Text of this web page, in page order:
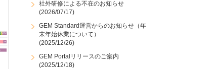
社外研修による不在のお知らせ
(2026/07/17)
GEM Standard運営からのお知らせ（年
末年始休業について）
(2025/12/26)
GEM Portalリリースのご案内
(2025/12/18)